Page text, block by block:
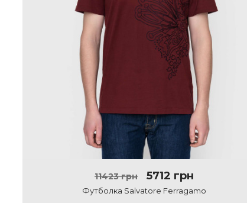
11423 грн 5712 грн
Футболка Salvatore Ferragamo